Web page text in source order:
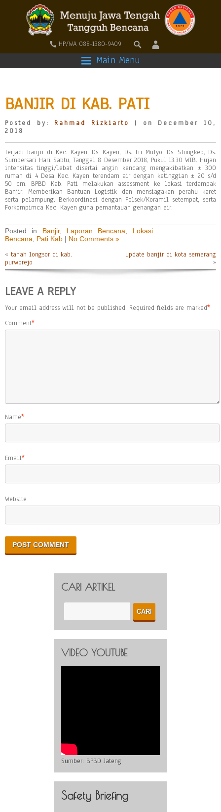
HP/WA 088-1380-9409
Main Menu
BANJIR DI KAB. PATI
Posted by: Rahmad Rizkiarto
| on December 10,
2018
Terjadi banjir di Kec. Kayen, Ds. Kayen, Ds. Tri Mulyo, Ds. Slungkep, Ds.
Sumbersari Hari Sabtu, Tanggal 8 Desember 2018, Pukul 13.30 WIB. Hujan
intensitas tinggi/lebat disertai angin kencang mengakibatkan ± 300
rumah di 4 Desa Kec. Kayen terendam air dengan ketinggian ± 20 s/d
50 cm. BPBD Kab. Pati melakukan assessment ke lokasi terdampak
Banjir. Memberikan Bantuan Logistik dan mensiagakan perahu karet
serta pelampung. Berkoordinasi dengan Polsek/Koramil setempat, serta
Forkompimca Kec. Kayen guna pemantauan genangan air.
Posted in Banjir, Laporan Bencana
Lokasi
Bencana
Pati Kab | No Comments »
« tanah longsor di kab.
purworejo
update banjir di kota semarang
»
LEAVE A REPLY
Your email address will not be published. Required fields are marked*
Comment*
Name*
Email*
Website
CARI ARTIKEL
VIDEO YOUTUBE
Sumber: BPBD Jateng
Safety Briefing